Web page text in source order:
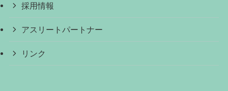
採用情報
アスリートパートナー
リンク